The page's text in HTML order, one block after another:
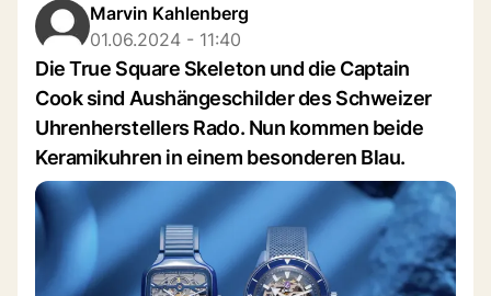
Marvin Kahlenberg
01.06.2024 - 11:40
Die True Square Skeleton und die Captain
Cook sind Aushängeschilder des Schweizer
Uhrenherstellers Rado. Nun kommen beide
Keramikuhren in einem besonderen Blau.